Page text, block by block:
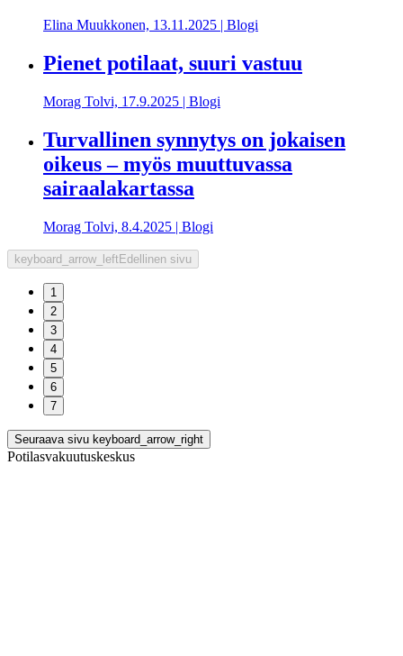
Elina Muukkonen, 13.11.2025 | Blogi
Pienet potilaat, suuri vastuu
Morag Tolvi, 17.9.2025 | Blogi
Turvallinen synnytys on jokaisen
oikeus – myös muuttuvassa
sairaalakartassa
Morag Tolvi, 8.4.2025 | Blogi
keyboard_arrow_leftEdellinen sivu
1
2
3
4
5
6
7
Seuraava sivu keyboard_arrow_right
Potilasvakuutuskeskus